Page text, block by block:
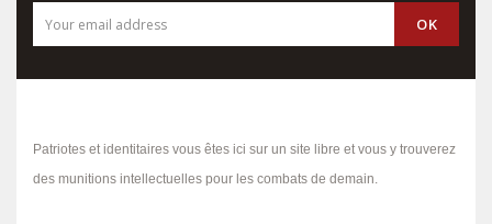
Patriotes et identitaires vous êtes ici sur un site libre et vous y trouverez
des munitions intellectuelles pour les combats de demain.